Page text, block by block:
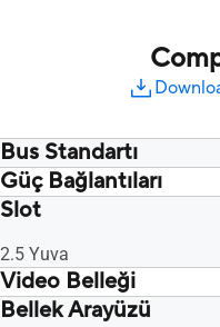
Bus Standartı
PCI Express 4.0
Güç Bağlantıları
1 x 8 pim
Slot
2.5 Yuva
Video Belleği
8GB GDDR6
Bellek Arayüzü